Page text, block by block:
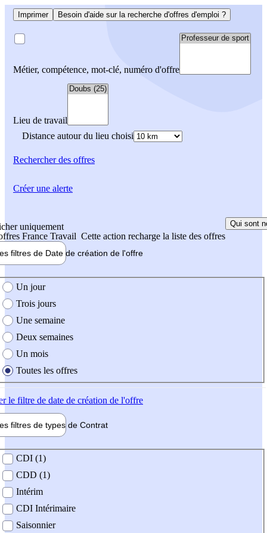
Imprimer Besoin d'aide sur la recherche d'offres d'emploi ?
Métier, compétence, mot-clé, numéro d'offre
Lieu de travail
Distance autour du lieu choisi
Rechercherdes offres
uniquement
France Travail Cette action recharge la liste des offres
Qui sont
filtres de Date de création de l'offre
création de l'offre
Un jour
Trois jours
Une semaine
Deux semaines
Un mois
Toutes les offres
le filtre de date de création de l'offre
filtres de types de Contrat
contrat
CDI (1)
CDD (1)
Intérim
CDI Intérimaire
Saisonnier
Créer une alerte